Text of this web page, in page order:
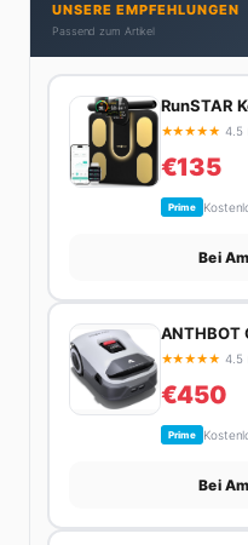
auf echter Erfahrung
zweimal in
UNSERE EMPFEHLUNGEN
Passend zum Artikel
RunSTAR
★★★★★ 4.5
€135
Prime
Bei
ANTHBOT
★★★★★ 4.5
€450
Prime
Bei